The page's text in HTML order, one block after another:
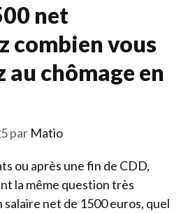
net
combien vous
au chômage en
par Matio
ou après une fin de CDD,
la même question très
net de 1500 euros, quel